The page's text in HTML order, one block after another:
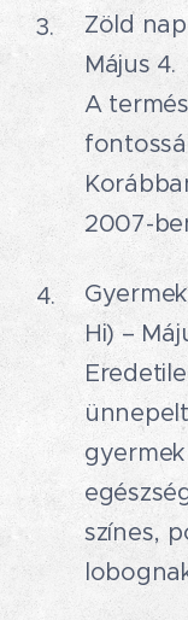
Zöld
Május
A
2007-
Hi) –
színes,